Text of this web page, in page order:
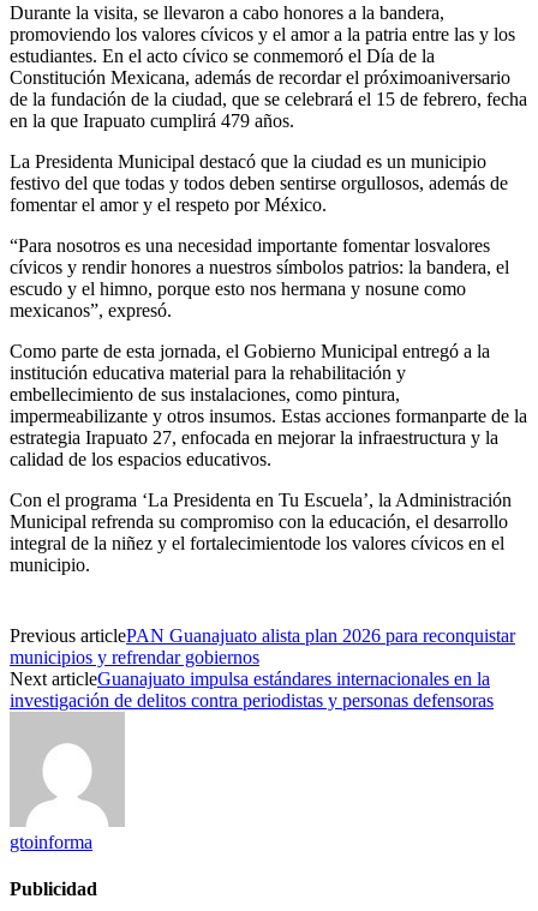
Durante la visita, se llevaron a cabo honores a la bandera,
promoviendo los valores cívicos y el amor a la patria entre las y los
estudiantes. En el acto cívico se conmemoró el Día de la
Constitución Mexicana, además de recordar el próximoaniversario
de la fundación de la ciudad, que se celebrará el 15 de febrero, fecha
en la que Irapuato cumplirá 479 años.
La Presidenta Municipal destacó que la ciudad es un municipio
festivo del que todas y todos deben sentirse orgullosos, además de
fomentar el amor y el respeto porMéxico.
“Para nosotros es una necesidad importante fomentar losvalores
cívicos y rendir honores a nuestros símbolos patrios: la bandera, el
escudo y el himno, porque esto nos hermana y nosune como
mexicanos”, expresó.
Como parte de esta jornada, el Gobierno Municipal entregó a la
institución educativa material para la rehabilitación y
embellecimiento de sus instalaciones, como pintura,
impermeabilizante y otros insumos. Estas acciones formanparte de la
estrategia Irapuato 27, enfocada en mejorarla infraestructura y la
calidad de los espacios educativos.
Con el programa ‘La Presidenta en Tu Escuela’, la Administración
Municipal refrenda su compromiso con la educación, el desarrollo
integral de la niñez y el fortalecimientode los valores cívicos en el
municipio.
Previous articlePAN Guanajuato alista plan 2026 para reconquistar
municipios y refrendar gobiernos
Next articleGuanajuato impulsa estándares internacionales en la
investigación de delitos contra periodistas y personas defensoras
gtoinforma
Publicidad